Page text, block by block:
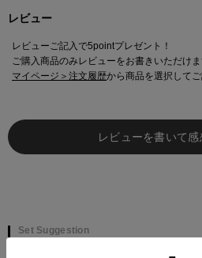
レビュー
レビューご記入で5pointプレゼント！
ご購入商品のみレビューをお書きいただけま
マイページ＞注文履歴から商品を選択して
レビューを書いて
Set Suggestion